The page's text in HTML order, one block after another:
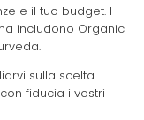
e il tuo budget. I
includono Organic
sulla scelta
fiducia i vostri